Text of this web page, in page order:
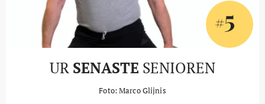
#5
UR SENASTE SENIOREN
Foto: Marco Glijnis